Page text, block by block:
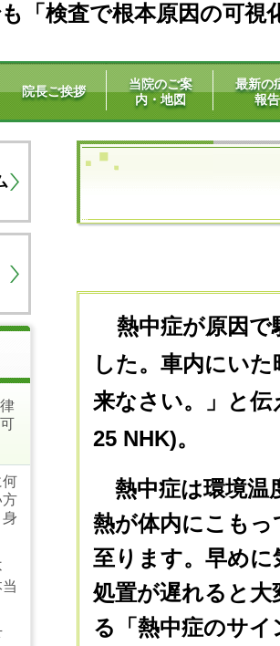
「検査で根本原因の可視
院長ご挨拶
当院のご案
内・地図
最新の
報告
熱中症が原因で
した。車内にい
来なさい。」と
25 NHK)。
熱中症は環境温
熱が体内にこも
至ります。早めに
処置が遅れると
る「熱中症のサ
何
方